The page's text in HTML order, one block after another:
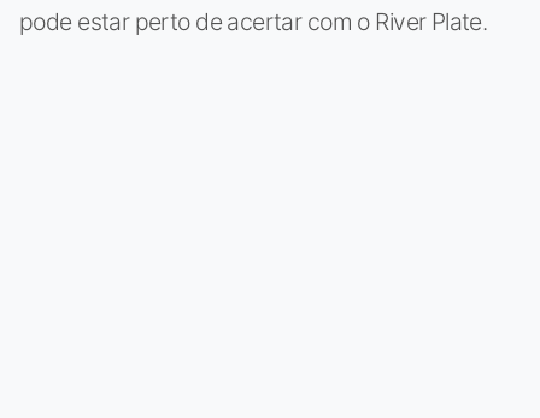
pode estar perto de acertar com o River Plate.